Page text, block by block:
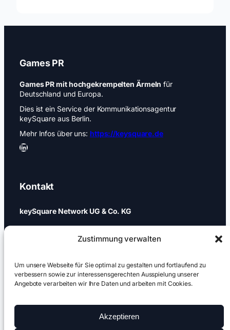
Zustimmung verwalten
Um unsere Webseite für Sie optimal zu gestalten und fortlaufend zu
verbessern sowie zur interessensgerechten Ausspielung unserer
Angebote verarbeiten wir Ihre Daten und arbeiten mit Cookies.
Akzeptieren
Games PR
Games PR mit hochgekrempelten Ärmeln für
Deutschland und Europa.
Dies ist ein Service der Kommunikationsagentur
keySquare aus Berlin.
Mehr Infos über uns: https://keysquare.de
LinkedIn
Kontakt
keySquare Network UG & Co. KG
+49 (0)30 437 344 88
games@keysquare-pr.com